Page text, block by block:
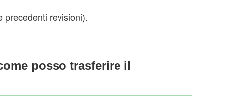
precedenti revisioni).
posso trasferire il